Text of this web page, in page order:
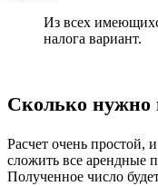
Из всех
налога вариант.
Сколько нужно
Расчет очень простой,
сложить все арендные
Полученное число